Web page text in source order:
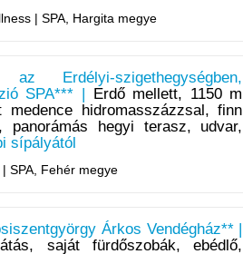
| SPA, Hargita megye
Erdélyi-szigethegységben,
SPA*** |
Erdő mellett, 1150 m
medence hidromasszázzsal, finn
panorámás hegyi terasz, udvar,
sípályától
SPA, Fehér megye
Árkos Vendégház** |
saját fürdőszobák, ebédlő,